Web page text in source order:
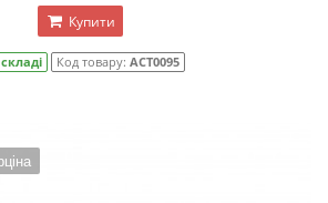
Купити
Код товару: ACT0095